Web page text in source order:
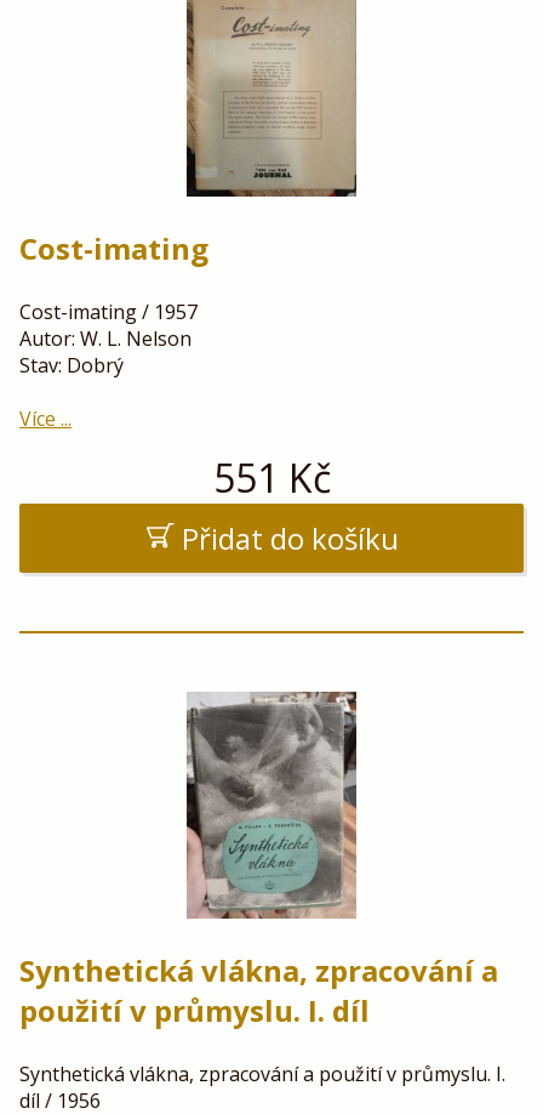
Cost-imating
Cost-imating / 1957
Autor: W. L. Nelson
Stav: Dobrý
Více ...
551 Kč
Přidat do košíku
Synthetická vlákna, zpracování a
použití v průmyslu. I. díl
Synthetická vlákna, zpracování a použití v průmyslu. I.
díl / 1956